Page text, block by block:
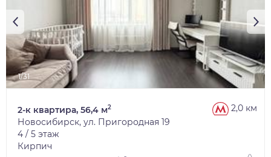
1/31
2,0 км
2-к квартира, 56,4 м2
Новосибирск, ул. Пригородная 19
4 / 5 этаж
Кирпич